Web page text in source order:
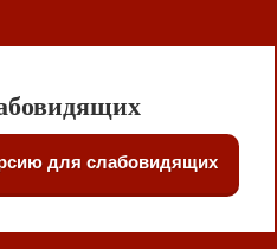
для слабовидящих